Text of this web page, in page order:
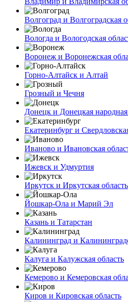
Волгоград и Волгоградская
Вологда и Вологодская
Воронеж и Воронежская
Горно-Алтайск и Алтай
Грозный и Чечня
Донецк и Донецкая
Екатеринбург и
Иваново и Ивановская
Ижевск и Удмуртия
Иркутск и Иркутская область
Йошкар-Ола и Марий Эл
Казань и Татарстан
Калининград и
Калуга и Калужская область
Кемерово и Кемеровская
Киров и Кировская область